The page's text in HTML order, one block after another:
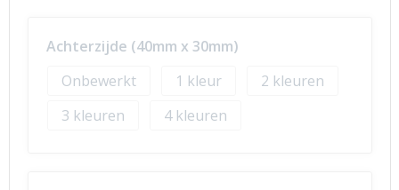
Achterzijde (40mm x 30mm)
Onbewerkt
1
2
3
4